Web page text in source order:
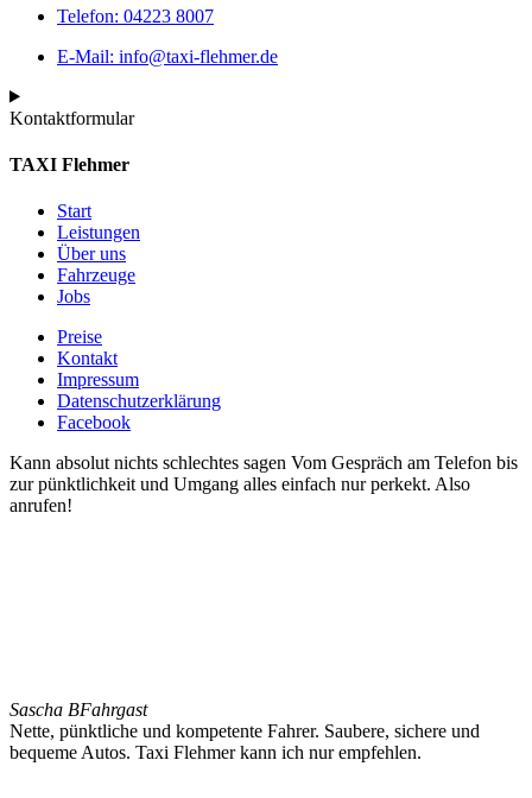
Telefon: 04223 8007
E-Mail: info@taxi-flehmer.de
Kontaktformular
TAXI Flehmer
Start
Leistungen
Über uns
Fahrzeuge
Jobs
Preise
Kontakt
Impressum
Datenschutzerklärung
Facebook
Kann absolut nichts schlechtes sagen Vom Gespräch am Telefon bis
zur pünktlichkeit und Umgang alles einfach nur perkekt. Also
anrufen!
Sascha BFahrgast
Nette, pünktliche und kompetente Fahrer. Saubere, sichere und
bequeme Autos. Taxi Flehmer kann ich nur empfehlen.